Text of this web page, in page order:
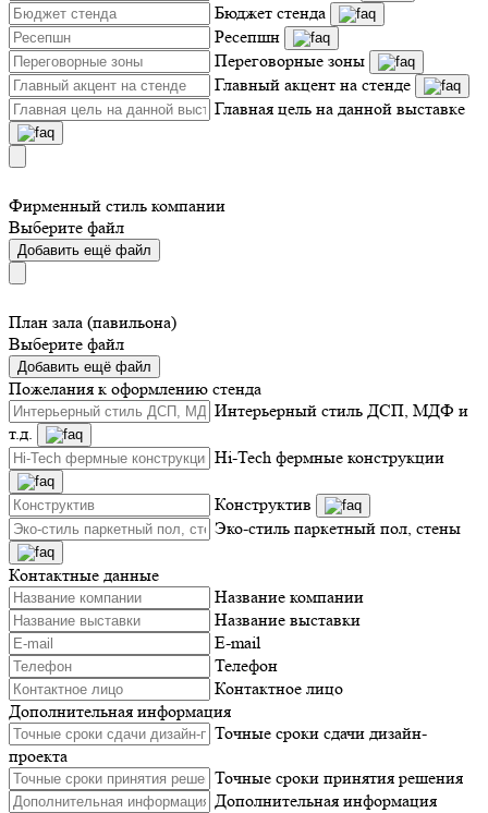
Бюджет стенда
Ресепшн
Переговорные зоны
Главный акцент на стенде
Главная цель на данной выставке
Фирменный стиль компании
Выберите файл
Добавить ещё файл
План зала (павильона)
Выберите файл
Добавить ещё файл
Пожелания к оформлению стенда
Интерьерный стиль ДСП, МДФ и
т.д.
Hi-Tech фермные конструкции
Конструктив
Эко-стиль паркетный пол, стены
Контактные данные
Название компании
Название выставки
E-mail
Телефон
Контактное лицо
Дополнительная информация
Точные сроки сдачи дизайн-
проекта
Точные сроки принятия решения
Дополнительная информация